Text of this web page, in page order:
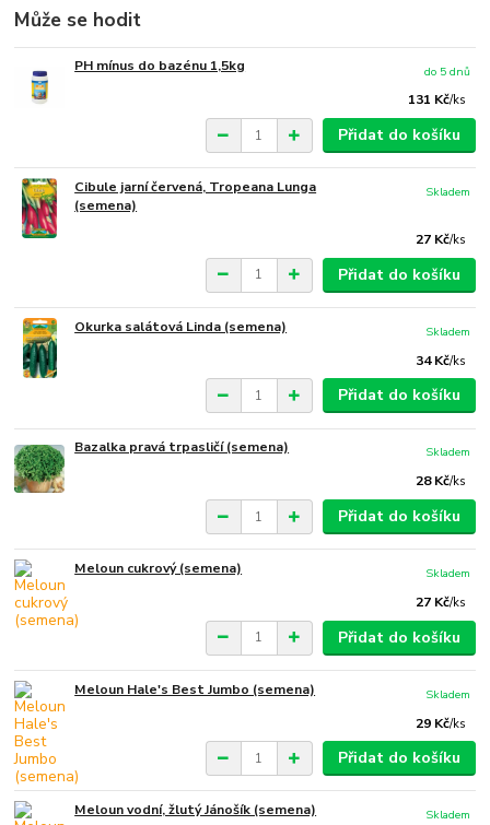
Může se hodit
PH mínus do bazénu 1,5kg
131 Kč/ks
do 5 dnů
Přidat do košíku
Cibule jarní červená, Tropeana Lunga
(semena)
27 Kč/ks
Skladem
Přidat do košíku
Okurka salátová Linda (semena)
34 Kč/ks
Skladem
Přidat do košíku
Bazalka pravá trpasličí (semena)
28 Kč/ks
Skladem
Přidat do košíku
Meloun cukrový (semena)
27 Kč/ks
Skladem
Přidat do košíku
Meloun Hale's Best Jumbo (semena)
29 Kč/ks
Skladem
Přidat do košíku
Meloun vodní, žlutý Jánošík (semena)
Skladem